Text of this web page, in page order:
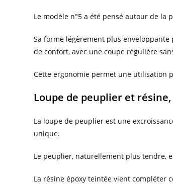
Le modèle n°5 a été pensé autour de la
Sa forme légèrement plus
de confort, avec une coupe régulière
Cette ergonomie permet une utilisation
Loupe de peuplier et
La loupe de peuplier est une
unique.
Le peuplier, naturellement plus tendre,
La résine époxy teintée vient